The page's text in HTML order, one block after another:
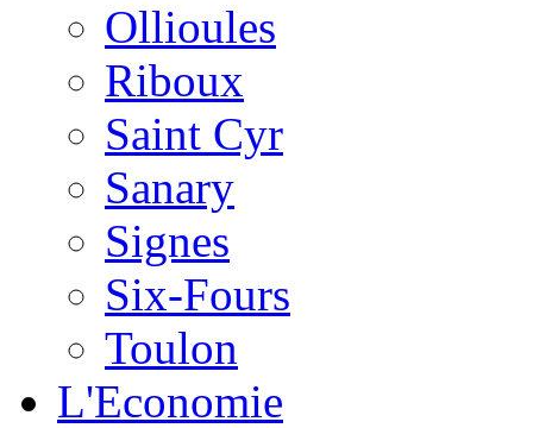
Ollioules
Riboux
Saint Cyr
Sanary
Signes
Six-Fours
Toulon
L'Economie